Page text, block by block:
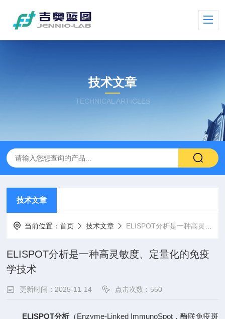
技术文章
TECHNICAL ARTICLES
技术文章
当前位置：首页 技术文章 ELISPOT分析是一种高灵敏度、定量化的免疫学技术
ELISPOT分析是一种高灵敏度、定量化的免疫
学技术
更新时间：2025-11-14 点击次数：550
ELISPOT分析（Enzyme-Linked ImmunoSpot，酶联免疫斑